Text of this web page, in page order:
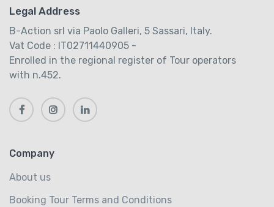
Legal Address
B-Action srl via Paolo Galleri, 5 Sassari, Italy.
Vat Code : IT02711440905 -
Enrolled in the regional register of Tour operators
with n.452.
Company
About us
Booking Tour Terms and Conditions